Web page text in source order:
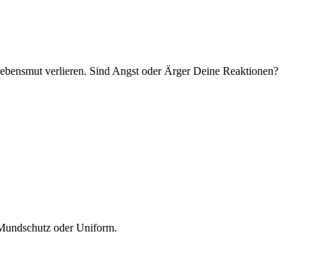
verlieren. Sind Angst oder Ärger Deine Reaktionen?
oder Uniform.